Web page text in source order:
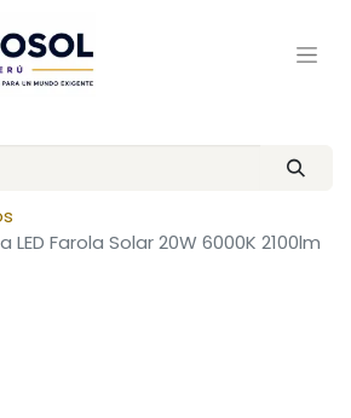
LED Farola Solar 20W 6000K 2100lm